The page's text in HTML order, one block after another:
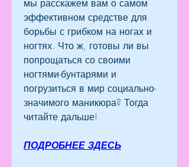
мы расскажем вам о самом
эффективном средстве для
борьбы с грибком на ногах и
ногтях. Что ж, готовы ли вы
попрощаться со своими
ногтями-бунтарями и
погрузиться в мир социально-
значимого маникюра? Тогда
читайте дальше!
ПОДРОБНЕЕ ЗДЕСЬ